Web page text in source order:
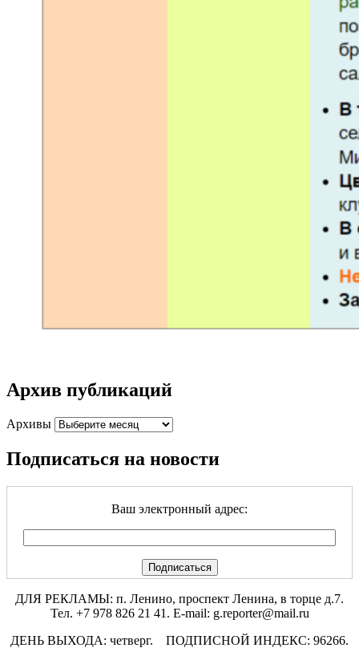
Архив публикаций
Архивы
Подписаться на новости
Ваш электронный адрес:
ДЛЯ РЕКЛАМЫ: п. Ленино, проспект Ленина, в торце д.7.
Тел. +7 978 826 21 41. E-mail: g.reporter@mail.ru
ДЕНЬ ВЫХОДА: четверг. ПОДПИСНОЙ ИНДЕКС: 96266.